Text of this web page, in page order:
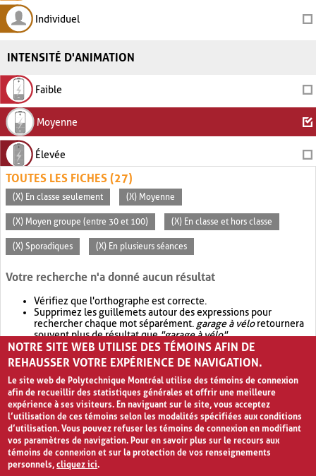
Individuel
INTENSITÉ D'ANIMATION
Faible
Moyenne
Élevée
TOUTES LES FICHES (27)
(X) En classe seulement (X) Moyenne
(X) Moyen groupe (entre 30 et 100) (X) En classe et hors classe
(X) Sporadiques (X) En plusieurs séances
Votre recherche n'a donné aucun résultat
Vérifiez que l'orthographe est correcte.
Supprimez les guillemets autour des expressions pour
rechercher chaque mot séparément. garage à véloretournera
souvent plus de résultat que"garage à vélo".
Envisagez d'élargir votre recherche avec OR.garage OR vélo
retournera souvent plus de résultat quegarage à vélo
NOTRE SITE WEB UTILISE DES TÉMOINS AFIN DE
REHAUSSER VOTRE EXPÉRIENCE DE NAVIGATION.
Le site web de Polytechnique Montréal utilise des témoins de connexion
afin de recueillir des statistiques générales et offrir une meilleure
expérience à ses visiteurs. En naviguant sur le site, vous acceptez
l’utilisation de ces témoins selon les modalités spécifiées aux conditions
d’utilisation. Vous pouvez refuser les témoins de connexion en modifiant
vos paramètres de navigation. Pour en savoir plus sur le recours aux
témoins de connexion et sur la protection de vos renseignements
personnels,cliquez ici.